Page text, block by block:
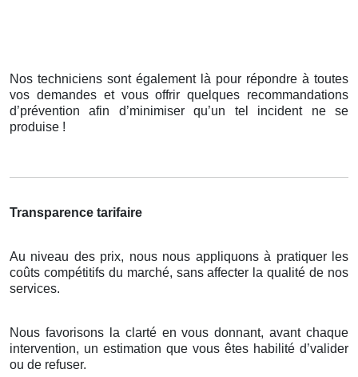
Nos techniciens sont également là pour répondre à toutes
vos demandes et vous offrir quelques recommandations
d’prévention afin d’minimiser qu’un tel incident ne se
produise !
Transparence tarifaire
Au niveau des prix, nous nous appliquons à pratiquer les
coûts compétitifs du marché, sans affecter la qualité de nos
services.
Nous favorisons la clarté en vous donnant, avant chaque
intervention, un estimation que vous êtes habilité d’valider
ou de refuser.